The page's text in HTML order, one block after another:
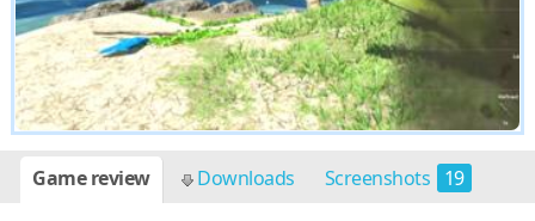
Game review Downloads Screenshots 19